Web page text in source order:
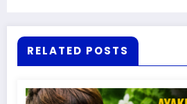
RELATED POSTS